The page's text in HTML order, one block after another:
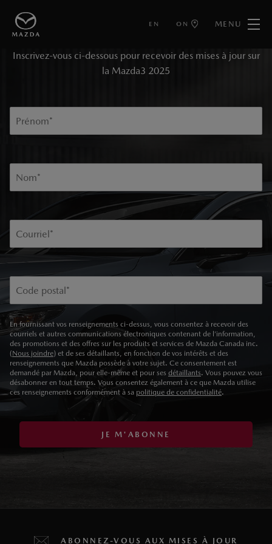
EN ON MENU
TENEZ-MOI AU COURANT
Inscrivez-vous ci-dessous pour recevoir des mises à jour sur
la Mazda3 2025
Prénom*
Nom*
Courriel*
Code postal*
En fournissant vos renseignements ci-dessus, vous consentez à recevoir des
courriels et autres communications électroniques contenant de l’information,
des promotions et des offres sur les produits et services de Mazda Canada inc.
(Nous joindre) et de ses détaillants, en fonction de vos intérêts et des
renseignements que Mazda possède à votre sujet. Ce consentement est
demandé par Mazda, pour elle-même et pour ses détaillants. Vous pouvez vous
désabonner en tout temps. Vous consentez également à ce que Mazda utilise
ces renseignements conformément à sa politique de confidentialité.
JE M'ABONNE
ABONNEZ-VOUS AUX MISES À JOUR